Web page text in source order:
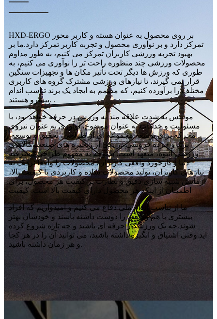
HXD-ERGO بر روی محصول به عنوان هسته و کاربر محور
تمرکز دارد و بر نوآوری محصول و تجربه کاربر تمرکز دارد.ما بر
بهبود تجربه ورزشی کاربران تمرکز می کنیم، به طور مداوم
محصولات ورزشی چند منظوره راحت تر را نوآوری می کنیم، به
طوری که ورزش ها دیگر تحت تأثیر مکان ها و تجهیزات سنگین
قرار نمی گیرند، تا نیازهای ورزشی مشترک گروه های کاربری
مختلف را برآورده کنیم، که مصمم به ایجاد یک برند تناسب اندام
پیشرو هستند. .
موسس به شدت علاقه مند به ورزش در حرفه خواهد بود، با
مسئولیت و خدمات به عنوان موضوع، نوآوری به عنوان نیروی
محرکه برای توسعه مجموعه ای از طراحی، تحقیق و توسعه،
برند و خرده فروشی در یکی از زنجیره های صنعت کالاهای
ورزشی انبوه، متعهد است. با توجه به مفهوم طراحی پیشرفته
دنیا و بازخورد واقعی کاربران، محصولات را واقعاً نزدیک به
نیازهای کاربران، تولید محصولات ساده و کاربردی با کیفیت بالا،
آزمایش شبیه سازی دقیق و نظارت بر کیفیت هر محصول، برای
اطمینان از اینکه هر محصول دارای کیفیت بالا است. کیفیت
ما از تناسب اندام ملی دفاع می کنیم و امیدواریم که افراد
بیشتری با هم ورزش را دوست داشته باشند و خودشان بهتر
شوند.چه یک ورزشکار حرفه ای باشید و چه تازه شروع کرده
اید.وقتی اشتیاق و انگیزه داشته باشید، می توانید آن را در هر کجا
و هر زمان داشته باشید.